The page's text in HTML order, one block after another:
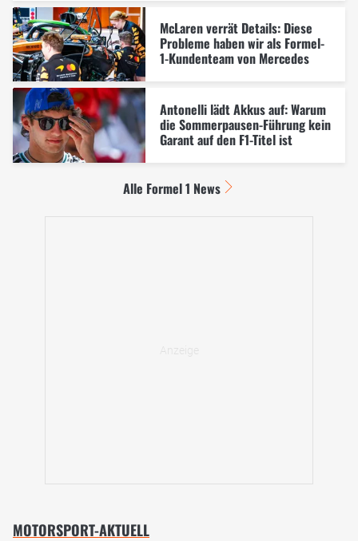
McLaren verrät Details: Diese
Probleme haben wir als Formel-
1-Kundenteam von Mercedes
Antonelli lädt Akkus auf: Warum
die Sommerpausen-Führung kein
Garant auf den F1-Titel ist
Alle Formel 1 News
MOTORSPORT-AKTUELL